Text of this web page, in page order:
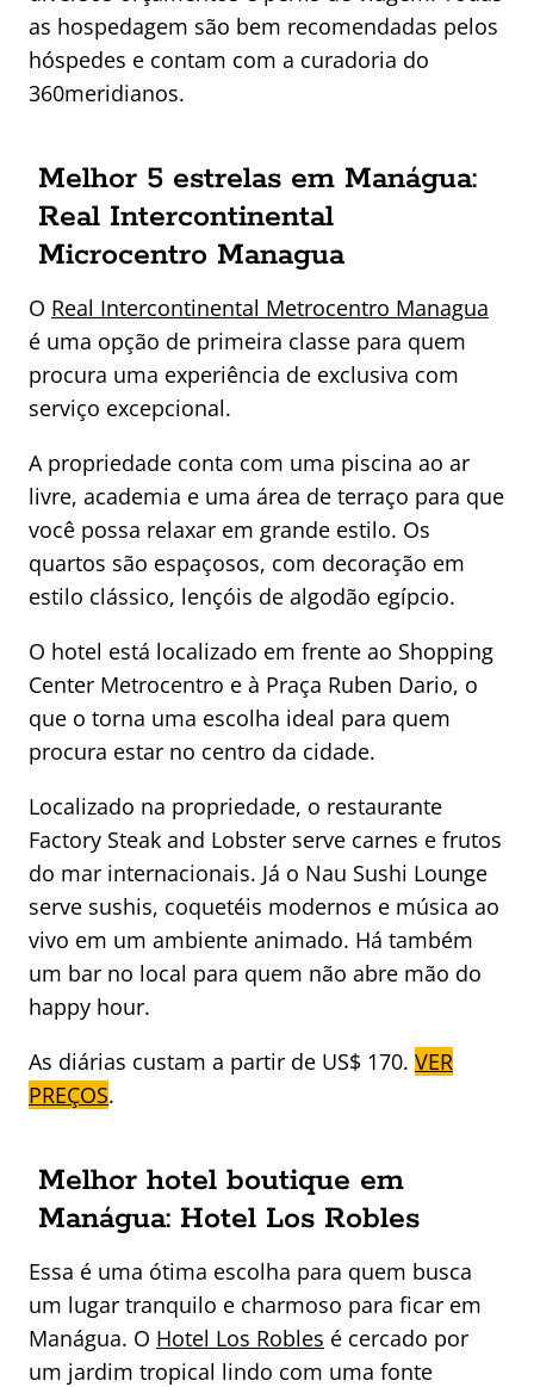
as hospedagem são bem recomendadas pelos
hóspedes e contam com a curadoria do
360meridianos.
Melhor 5 estrelas em Manágua:
Real Intercontinental
Microcentro Managua
O Real Intercontinental Metrocentro Managua
é uma opção de primeira classe para quem
procura uma experiência de exclusiva com
serviço excepcional.
A propriedade conta com uma piscina ao ar
livre, academia e uma área de terraço para que
você possa relaxar em grande estilo. Os
quartos são espaçosos, com decoração em
estilo clássico, lençóis de algodão egípcio.
O hotel está localizado em frente ao Shopping
Center Metrocentro e à Praça Ruben Dario, o
que o torna uma escolha ideal para quem
procura estar no centro da cidade.
Localizado na propriedade, o restaurante
Factory Steak and Lobster serve carnes e frutos
do mar internacionais. Já o Nau Sushi Lounge
serve sushis, coquetéis modernos e música ao
vivo em um ambiente animado. Há também
um bar no local para quem não abre mão do
happy hour.
As diárias custam a partir de US$ 170. VER
PREÇOS.
Melhor hotel boutique em
Manágua: Hotel Los Robles
Essa é uma ótima escolha para quem busca
um lugar tranquilo e charmoso para ficar em
Manágua. O Hotel Los Robles é cercado por
um jardim tropical lindo com uma fonte